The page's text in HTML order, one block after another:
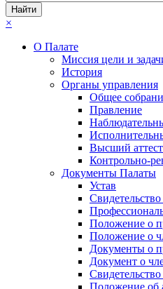
×
О Палате
Миссия цели и
История
Органы управления
Общее
Правление
Высший
Контрольно-
Документы Палаты
Устав
Положение о
Положение о
Документы о
Документ о
Положение об